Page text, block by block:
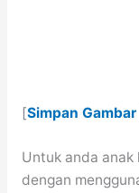
[Simpan Gambar
Untuk anda anak
dengan